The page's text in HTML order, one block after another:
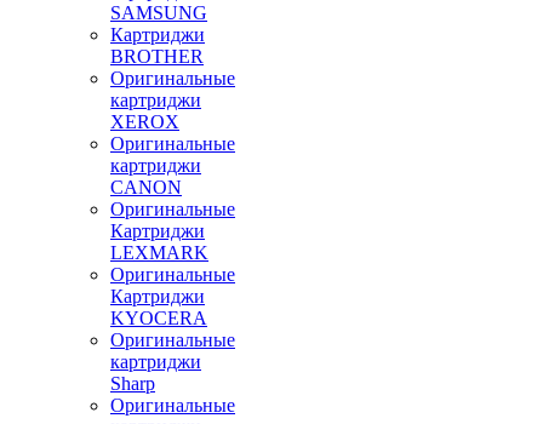
SAMSUNG
Картриджи
BROTHER
Оригинальные
картриджи
XEROX
Оригинальные
картриджи
CANON
Оригинальные
Картриджи
LEXMARK
Оригинальные
Картриджи
KYOCERA
Оригинальные
картриджи
Sharp
Оригинальные